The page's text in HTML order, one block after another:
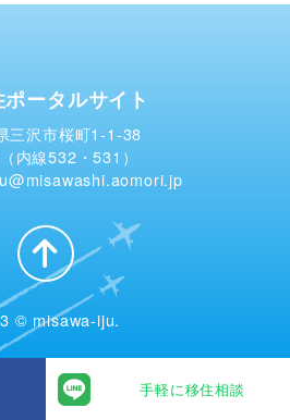
手軽に移住相談
ータルサイト
沢市桜町1-1-38
内線532・531）
© misawa-iju.